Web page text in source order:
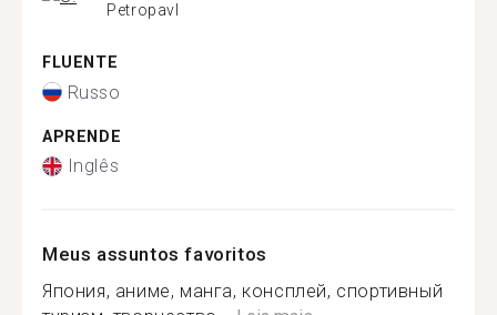
Petropavl
FLUENTE
Russo
APRENDE
Inglês
Meus assuntos favoritos
Япония, аниме, манга, консплей, спортивный